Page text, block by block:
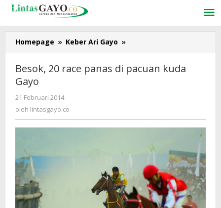
Lewati
konten
Homepage » Keber Ari Gayo »
20
panas
Besok, 20 race panas di pacuan kuda
Gayo
21 Februari 2014
oleh lintasgayo.co